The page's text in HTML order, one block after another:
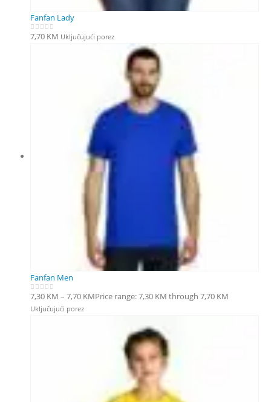
Fanfan Lady
0out of 5
7,70 KM Uključujući porez
Fanfan Men
0out of 5
7,30 KM – 7,70 KMPrice range: 7,30 KM through 7,70 KM
Uključujući porez